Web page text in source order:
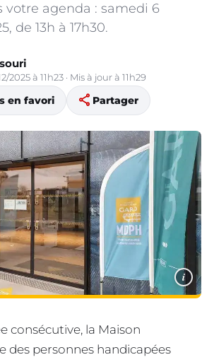
votre agenda : samedi 6
de 13h à 17h30.
2025 à 11h23 · Mis à jour à 11h29
en favori share Partager
i
consécutive, la Maison
des personnes handicapées